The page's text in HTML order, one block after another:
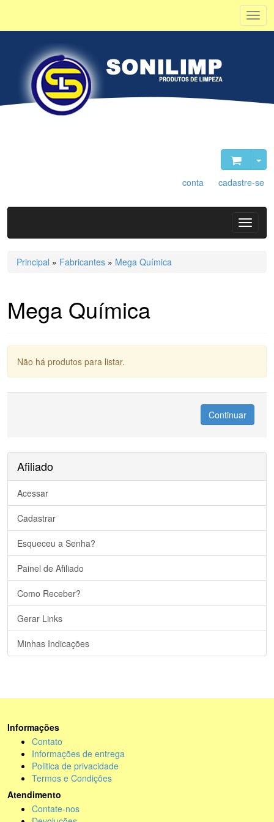
conta cadastre-se
Principal » Fabricantes » Mega Química
Mega Química
Não há produtos para listar.
Continuar
Afiliado
Acessar
Cadastrar
Esqueceu a Senha?
Painel de Afiliado
Como Receber?
Gerar Links
Minhas Indicações
Informações
Contato
Informações de entrega
Politica de privacidade
Termos e Condições
Atendimento
Contate-nos